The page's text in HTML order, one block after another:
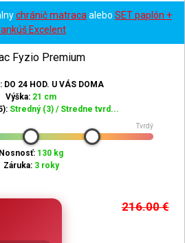
chránič matraca alebo SET paplón +
Excelent
Fyzio Premium
DO 24 HOD. U VÁS DOMA
Výška: 21 cm
Stredný (3) / Stredne tvrd...
Tvrdý
Nosnosť: 130 kg
Záruka: 3 roky
216.00€